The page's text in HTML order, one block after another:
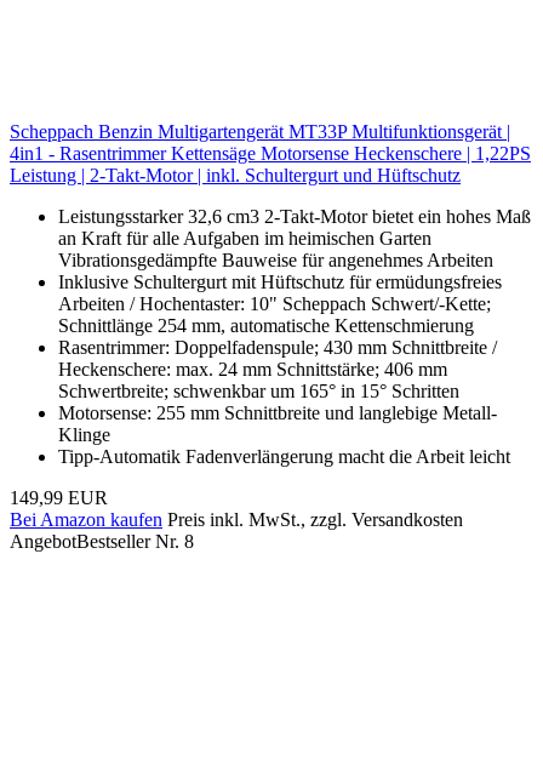
Scheppach Benzin Multigartengerät MT33P Multifunktionsgerät |
4in1 - Rasentrimmer Kettensäge Motorsense Heckenschere | 1,22PS
Leistung | 2-Takt-Motor | inkl. Schultergurt und Hüftschutz
Leistungsstarker 32,6 cm3 2-Takt-Motor bietet ein hohes Maß
an Kraft für alle Aufgaben im heimischen Garten
Vibrationsgedämpfte Bauweise für angenehmes Arbeiten
Inklusive Schultergurt mit Hüftschutz für ermüdungsfreies
Arbeiten / Hochentaster: 10" Scheppach Schwert/-Kette;
Schnittlänge 254 mm, automatische Kettenschmierung
Rasentrimmer: Doppelfadenspule; 430 mm Schnittbreite /
Heckenschere: max. 24 mm Schnittstärke; 406 mm
Schwertbreite; schwenkbar um 165° in 15° Schritten
Motorsense: 255 mm Schnittbreite und langlebige Metall-
Klinge
Tipp-Automatik Fadenverlängerung macht die Arbeit leicht
149,99 EUR
Bei Amazon kaufen Preis inkl. MwSt., zzgl. Versandkosten
AngebotBestseller Nr. 8